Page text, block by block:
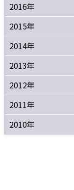
2016年
2015年
2014年
2013年
2012年
2011年
2010年